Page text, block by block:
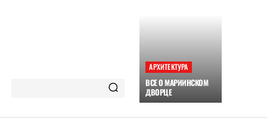
АРХИТЕКТУРА
ВСЕ О МАРИИНСКОМ
ДВОРЦЕ